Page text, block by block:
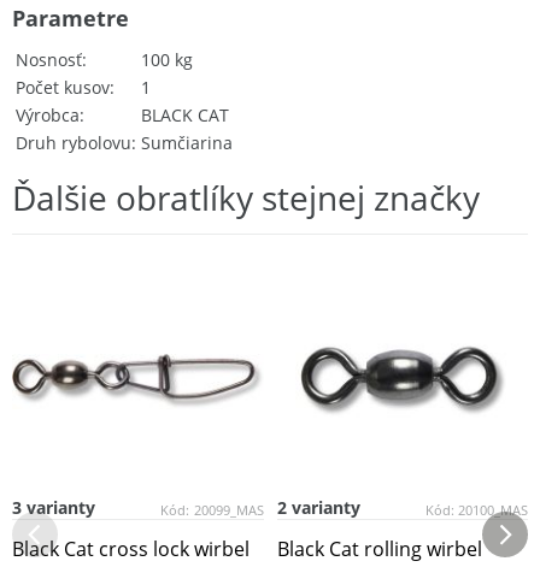
Nosnosť
100 kg
Počet kusov
1
Výrobca
BLACK CAT
Druh rybolovu Sumčiarina
Parametre
Ďalšie obratlíky stejnej značky
Kód: 20099_MAS
3 varianty
Black Cat cross lock wirbel
Kód: 20100_MAS
2 varianty
Black Cat rolling wirbel